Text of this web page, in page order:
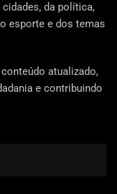
da política,
esporte e dos temas
atualizado,
e contribuindo